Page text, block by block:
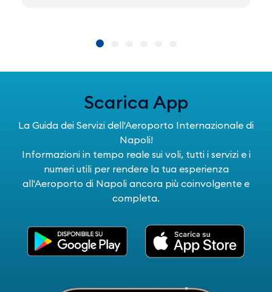
Scarica App
La Guida dei Servizi dell'Aeroporto Internazionale di
Napoli!
Informazioni in tempo reale sui voli, tutti i servizi e i
numeri utili per rendere la tua esperienza
all'Aeroporto di Napoli ancora più coinvolgente e
completa.